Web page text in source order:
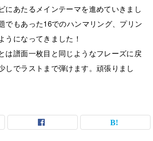
にあたるメインテーマを進めていきまし
でもあった16でのハンマリング、プリン
うになってきました！
は譜面一枚目と同じようなフレーズに戻
しでラストまで弾けます。頑張りまし